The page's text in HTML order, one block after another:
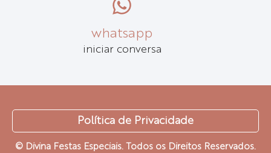
whatsapp
iniciar conversa
© Divina Festas Especiais. Todos os Direitos Reservados.
Política de Privacidade